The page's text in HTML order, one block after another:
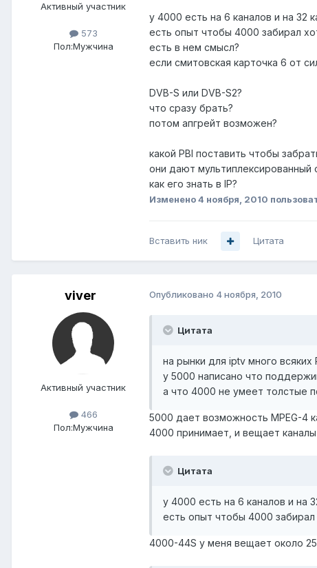
Активный участник
573
Пол:Мужчина
у 4000 есть на 6 каналов и на 32
есть опыт чтобы 4000 забирал
есть в нем смысл?
если смитовская карточка 6 от
DVB-S или DVB-S2?
что сразу брать?
потом апгрейт возможен?
какой PBI поставить чтобы
они дают мультиплексированный
как его знать в IP?
Изменено4 ноября, 2010
Вставить ник Цитата
viver
Активный участник
466
Пол:Мужчина
Опубликовано 4 ноября, 2010
Цитата
на рынки для iptv много всяких
у 5000 написано что
а что 4000 не умеет толстые
5000 дает возможность MPEG-4
4000 принимает, и вещает каналы
Цитата
у 4000 есть на 6 каналов и на
есть опыт чтобы 4000
4000-44S у меня вещает около